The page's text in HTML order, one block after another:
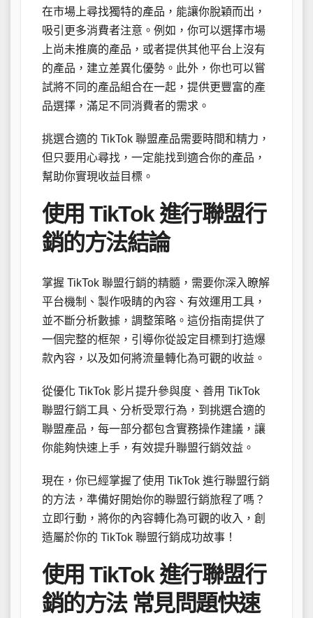
在市場上尋找獨特的產品，能讓你脫穎而出，
吸引更多消費者注意。例如，你可以選擇市場
上尚未推廣的產品，或者提供其他平台上沒有
的產品，建立差異化優勢。此外，你也可以嘗
試將不同的產品組合在一起，提供更豐富的產
品選擇，滿足不同消費者的需求。
挑選合適的 TikTok 聯盟產品需要時間和精力，
但只要用心尋找，一定能找到適合你的產品，
幫助你實現收益目標。
使用 TikTok 進行聯盟行
銷的方法結論
掌握 TikTok 聯盟行銷的精髓，需要你深入瞭解
平台機制、製作吸睛的內容、有效運用工具，
並不斷分析數據，調整策略。這份指南提供了
一個完整的框架，引導你從設定目標到打造爆
款內容，以及如何將流量轉化為可觀的收益。
從優化 TikTok 影片提升參與度、善用 TikTok
聯盟行銷工具、分析受眾行為，到挑選合適的
聯盟產品，每一部分都包含實務操作建議，讓
你能夠快速上手，有效提升聯盟行銷效益。
現在，你已經掌握了使用 TikTok 進行聯盟行銷
的方法，準備好開始你的聯盟行銷旅程了嗎？
立即行動，將你的內容轉化為可觀的收入，創
造屬於你的 TikTok 聯盟行銷成功故事！
使用 TikTok 進行聯盟行
銷的方法 常見問題快速